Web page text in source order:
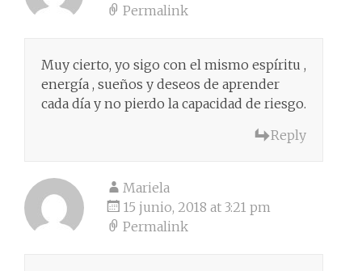
Permalink
Muy cierto, yo sigo con el mismo espíritu ,
energía , sueños y deseos de aprender
cada día y no pierdo la capacidad de riesgo.
Reply
Mariela
15 junio, 2018 at 3:21 pm
Permalink